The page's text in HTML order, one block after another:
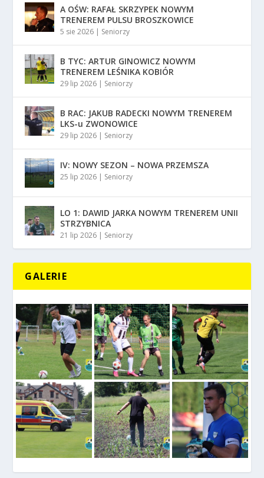
A OŚW: RAFAŁ SKRZYPEK NOWYM
TRENEREM PULSU BROSZKOWICE
5 sie 2026 | Seniorzy
B TYC: ARTUR GINOWICZ NOWYM
TRENEREM LEŚNIKA KOBIÓR
29 lip 2026 | Seniorzy
B RAC: JAKUB RADECKI NOWYM TRENEREM
LKS-u ZWONOWICE
29 lip 2026 | Seniorzy
IV: NOWY SEZON – NOWA PRZEMSZA
25 lip 2026 | Seniorzy
LO 1: DAWID JARKA NOWYM TRENEREM UNII
STRZYBNICA
21 lip 2026 | Seniorzy
GALERIE